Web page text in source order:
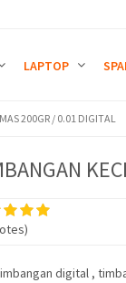
LAPTOP
200GR / 0.01 DIGITAL
digital ,